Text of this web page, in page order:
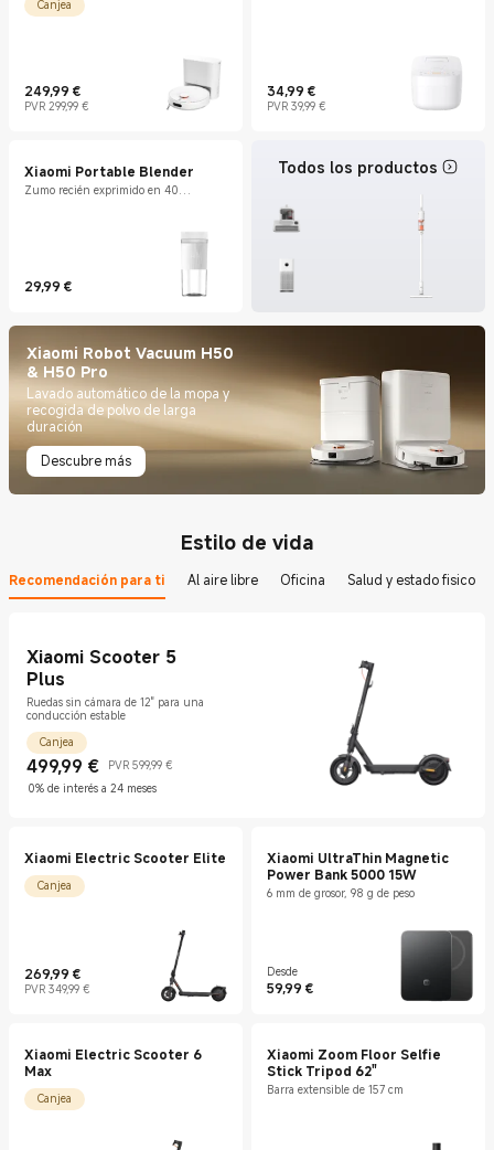
Canjea
249,99 €
Current Price €249.99
PVR 299,99 €
Precio de mercado 299,99 €
34,99 €
Current Price €34.99
PVR 39,99 €
Precio de mercado 39,99 €
Xiaomi Portable Blender
Zumo recién exprimido en 40
29,99 €
Current Price €29.99
Todos los productos
Xiaomi Robot Vacuum H50
& H50 Pro
Lavado automático de la mopa y
recogida de polvo de larga
duración
Descubre más
Estilo de vida
Recomendación para ti Al aire libre Oficina Salud y estado fisico
Xiaomi Scooter 5
Plus
Ruedas sin cámara de 12" para una
conducción estable
Canjea
499,99 €
Current Price €499.99PVR 599,99 €
Precio de mercado 599,99 €
0% de interés a 24 meses
Xiaomi Electric Scooter Elite
Canjea
269,99 €
Current Price €269.99
PVR 349,99 €
Precio de mercado 349,99 €
Xiaomi UltraThin Magnetic
Power Bank 5000 15W
6 mm de grosor, 98 g de peso
Desde
59,99 €
Current Price €59.99
Xiaomi Electric Scooter 6
Max
Canjea
Xiaomi Zoom Floor Selfie
Stick Tripod 62"
Barra extensible de 157 cm